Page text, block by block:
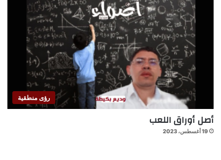
رؤى منطقية
أصل أوراق اللعب
19 أغسطس، 2023